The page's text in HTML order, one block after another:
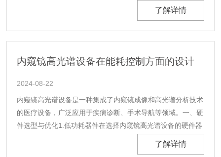
间分辨率难以覆盖城市路网的细粒度差异；卫星遥感能看到区
无法分辨。走航监测以移动平台在整个路网上密集采样，补上
了这两种手段之间的空间空白。“全......
了解详情
内窥镜高光谱设备在能耗控制方面的设计
2024-08-22
内窥镜高光谱设备是一种集成了内窥镜成像和高光谱分析技术
的医疗设备，广泛应用于疾病诊断、手术导航等领域。一、硬
件选型与优化1.低功耗器件在选择内窥镜高光谱设备的硬件器
件时，优先考虑低功耗的器件。这些器件能够在保证设备性能
了解详情